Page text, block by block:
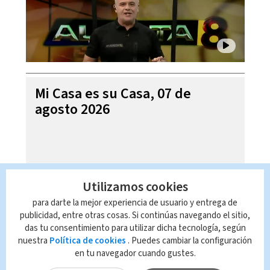
Mi Casa es su Casa, 07 de
agosto 2026
Utilizamos cookies
para darte la mejor experiencia de usuario y entrega de
publicidad, entre otras cosas. Si continúas navegando el sitio,
das tu consentimiento para utilizar dicha tecnología, según
nuestra Política de cookies . Puedes cambiar la configuración
en tu navegador cuando gustes.